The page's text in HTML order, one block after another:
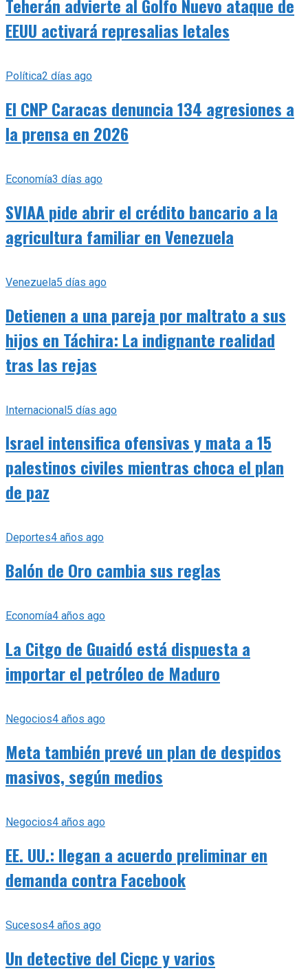
Teherán advierte al Golfo Nuevo ataque de
EEUU activará represalias letales
Política2 días ago
El CNP Caracas denuncia 134 agresiones a
la prensa en 2026
Economía3 días ago
SVIAA pide abrir el crédito bancario a la
agricultura familiar en Venezuela
Venezuela5 días ago
Detienen a una pareja por maltrato a sus
hijos en Táchira: La indignante realidad
tras las rejas
Internacional5 días ago
Israel intensifica ofensivas y mata a 15
palestinos civiles mientras choca el plan
de paz
Deportes4 años ago
Balón de Oro cambia sus reglas
Economía4 años ago
La Citgo de Guaidó está dispuesta a
importar el petróleo de Maduro
Negocios4 años ago
Meta también prevé un plan de despidos
masivos, según medios
Negocios4 años ago
EE. UU.: llegan a acuerdo preliminar en
demanda contra Facebook
Sucesos4 años ago
Un detective del Cicpc y varios